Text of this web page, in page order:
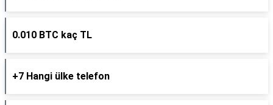
0.010 BTC kaç TL
+7 Hangi ülke telefon